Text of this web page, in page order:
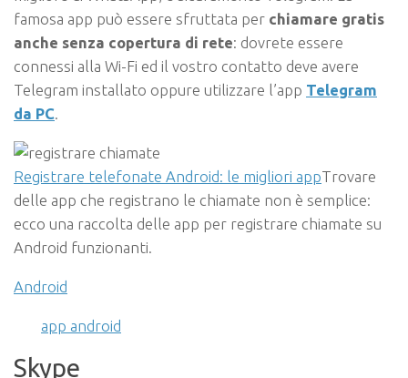
famosa app può essere sfruttata per chiamare gratis
anche senza copertura di rete: dovrete essere
connessi alla Wi-Fi ed il vostro contatto deve avere
Telegram installato oppure utilizzare l’app Telegram
da PC.
Registrare telefonate Android: le migliori appTrovare
delle app che registrano le chiamate non è semplice:
ecco una raccolta delle app per registrare chiamate su
Android funzionanti.
Android
app android
Skype